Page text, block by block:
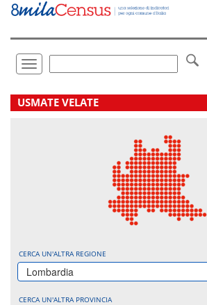
Vai
direttamente
Toggle
navigation
USMATE VELATE
CERCA UN'ALTRA REGIONE
Lombardia
CERCA UN'ALTRA PROVINCIA